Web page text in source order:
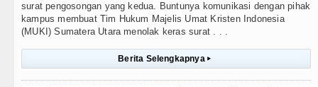
surat pengosongan yang kedua. Buntunya komunikasi dengan pihak
kampus membuat Tim Hukum Majelis Umat Kristen Indonesia
(MUKI) Sumatera Utara menolak keras surat . . .
Berita Selengkapnya ▸